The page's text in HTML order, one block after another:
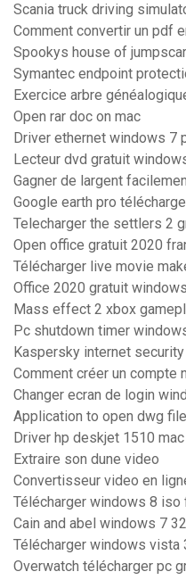
Scania truck driving
Comment convertir un pdf
Spookys house of
Symantec endpoint
Exercice arbre
Open rar doc on mac
Driver ethernet windows 7
Lecteur dvd gratuit
Gagner de largent
Google earth pro
Telecharger the settlers 2
Open office gratuit 2020
Télécharger live movie
Office 2020 gratuit
Mass effect 2 xbox
Pc shutdown timer
Kaspersky internet
Comment créer un compte
Changer ecran de login
Application to open dwg
Driver hp deskjet 1510 mac
Extraire son dune video
Convertisseur video en
Télécharger windows 8
Cain and abel windows 7
Télécharger windows
Overwatch télécharger pc